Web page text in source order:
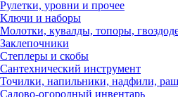
Рулетки, уровни и прочее
Ключи и наборы
Молотки, кувалды, топоры,
Заклепочники
Степлеры и скобы
Сантехнический инструмент
Точилки, напильники, надфили,
Садово-огородный инвентарь